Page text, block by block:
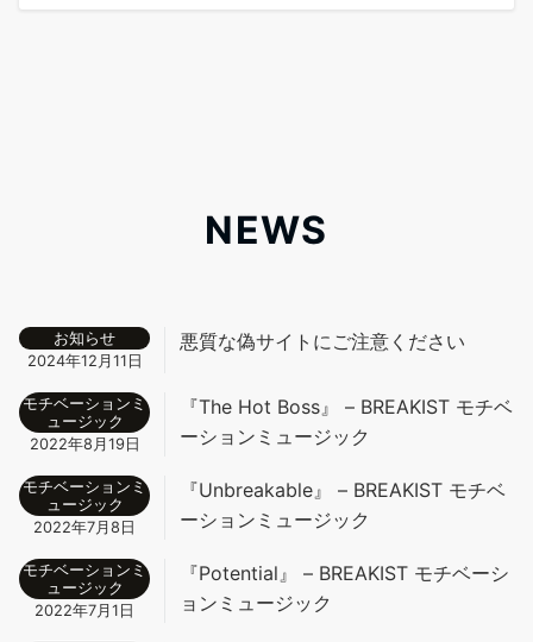
NEWS
お知らせ
2024年12月11日
悪質な偽サイトにご注意ください
モチベーションミ
ュージック
2022年8月19日
『The Hot Boss』 – BREAKIST モチベ
ーションミュージック
モチベーションミ
ュージック
2022年7月8日
『Unbreakable』 – BREAKIST モチベ
ーションミュージック
モチベーションミ
ュージック
2022年7月1日
『Potential』 – BREAKIST モチベーシ
ョンミュージック